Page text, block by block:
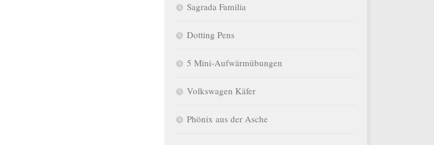
Sagrada Familia
Dotting Pens
5 Mini-Aufwärmübungen
Volkswagen Käfer
Phönix aus der Asche